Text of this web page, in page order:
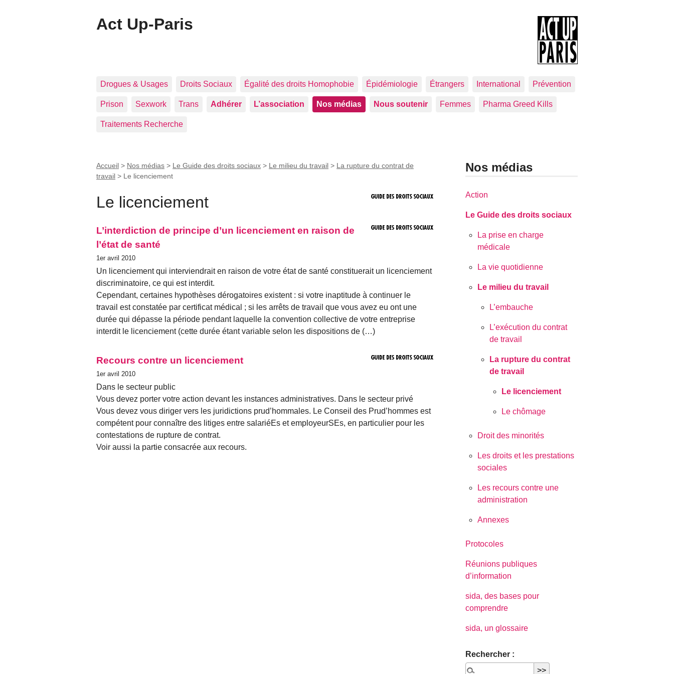
Act Up-Paris
Drogues & Usages Droits Sociaux Égalité des droits Homophobie Épidémiologie Étrangers International Prévention
Prison Sexwork Trans Adhérer L’association Nos médias Nous soutenir Femmes Pharma Greed Kills
Traitements Recherche
Accueil > Nos médias > Le Guide des droits sociaux > Le milieu du travail > La rupture du contrat de
travail > Le licenciement
Le licenciement
L’interdiction de principe d’un licenciement en raison de
l’état de santé
1er avril 2010
Un licenciement qui interviendrait en raison de votre état de santé constituerait un licenciement
discriminatoire, ce qui est interdit.
Cependant, certaines hypothèses dérogatoires existent : si votre inaptitude à continuer le
travail est constatée par certificat médical ; si les arrêts de travail que vous avez eu ont une
durée qui dépasse la période pendant laquelle la convention collective de votre entreprise
interdit le licenciement (cette durée étant variable selon les dispositions de (…)
Recours contre un licenciement
1er avril 2010
Dans le secteur public
Vous devez porter votre action devant les instances administratives. Dans le secteur privé
Vous devez vous diriger vers les juridictions prud’hommales. Le Conseil des Prud’hommes est
compétent pour connaître des litiges entre salariéEs et employeurSEs, en particulier pour les
contestations de rupture de contrat.
Voir aussi la partie consacrée aux recours.
Nos médias
Action
Le Guide des droits sociaux
La prise en charge
médicale
La vie quotidienne
Le milieu du travail
L’embauche
L’exécution du contrat
de travail
La rupture du contrat
de travail
Le licenciement
Le chômage
Droit des minorités
Les droits et les prestations
sociales
Les recours contre une
administration
Annexes
Protocoles
Réunions publiques
d’information
sida, des bases pour
comprendre
sida, un glossaire
Rechercher :